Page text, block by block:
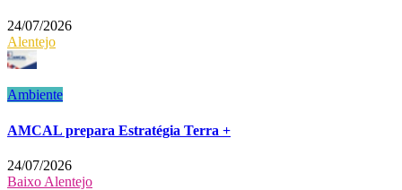
24/07/2026
Alentejo
Ambiente
AMCAL prepara Estratégia Terra +
24/07/2026
Baixo Alentejo